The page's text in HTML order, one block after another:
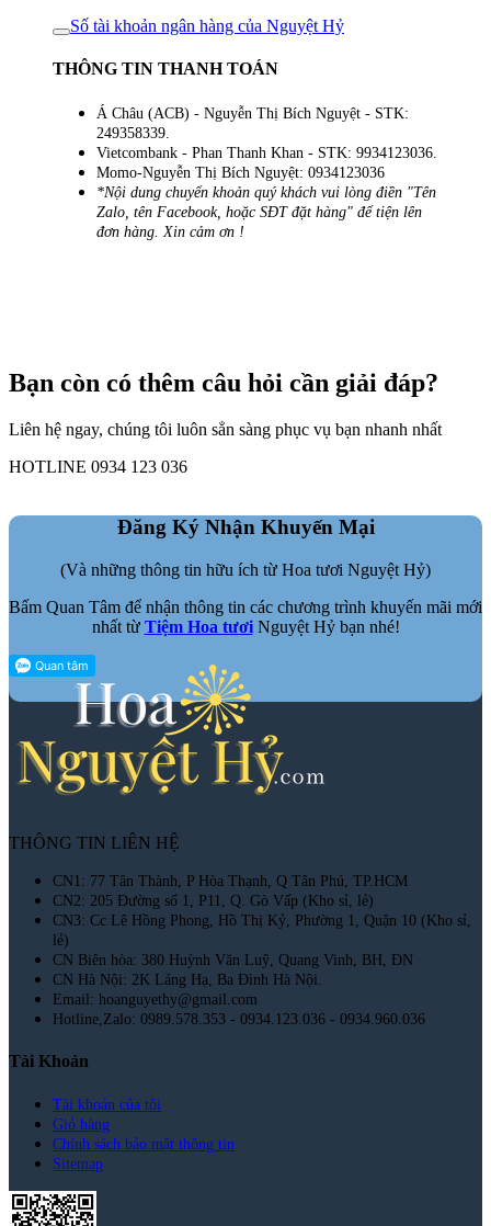
Số tài khoản ngân hàng của Nguyệt Hỷ
THÔNG TIN THANH TOÁN
Á Châu (ACB) - Nguyễn Thị Bích Nguyệt - STK:
249358339.
Vietcombank - Phan Thanh Khan - STK: 9934123036.
Momo-Nguyễn Thị Bích Nguyệt: 0934123036
*Nội dung chuyển khoản quý khách vui lòng điền "Tên
Zalo, tên Facebook, hoặc SĐT đặt hàng" để tiện lên
đơn hàng. Xin cảm ơn !
Bạn còn có thêm câu hỏi cần giải đáp?
Liên hệ ngay, chúng tôi luôn sẳn sàng phục vụ bạn nhanh nhất
HOTLINE 0934 123 036
Đăng Ký Nhận Khuyến Mại
(Và những thông tin hữu ích từ Hoa tươi Nguyệt Hỷ)
Bấm Quan Tâm để nhận thông tin các chương trình khuyến mãi mới
nhất từ Tiệm Hoa tươiNguyệt Hỷ bạn nhé!
THÔNG TIN LIÊN HỆ
CN1: 77 Tân Thành, P Hòa Thạnh, Q Tân Phú, TP.HCM
CN2: 205 Đường số 1, P11, Q. Gò Vấp (Kho sỉ, lẻ)
CN3: Cc Lê Hồng Phong, Hồ Thị Kỷ, Phường 1, Quận 10 (Kho sỉ,
lẻ)
CN Biên hòa: 380 Huỳnh Văn Luỹ, Quang Vinh, BH, ĐN
CN Hà Nội: 2K Láng Hạ, Ba Đình Hà Nội.
Email: hoanguyethy@gmail.com
Hotline,Zalo: 0989.578.353 - 0934.123.036 - 0934.960.036
Tài Khoản
Tài khoản của tôi
Giỏ hàng
Chính sách bảo mật thông tin
Sitemap